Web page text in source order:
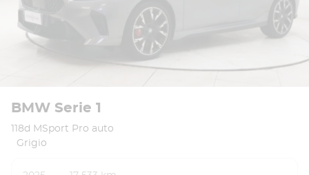
BMW Serie 1
118d MSport Pro auto
Grigio